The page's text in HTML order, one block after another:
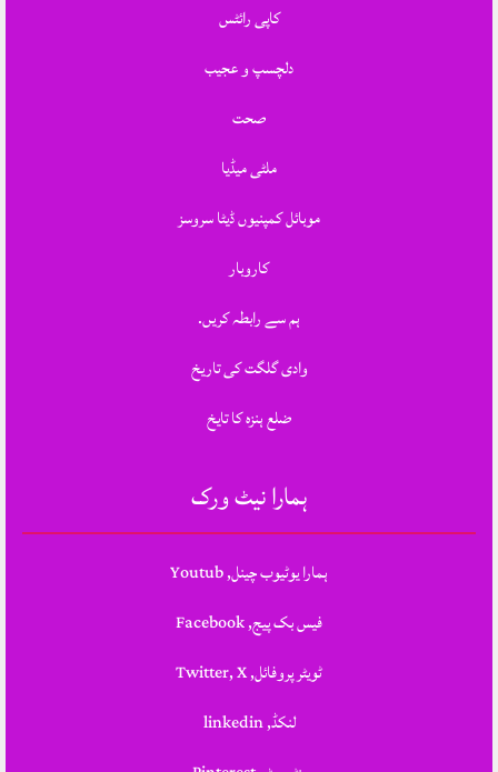
کاپی رائٹس
دلچسپ و عجیب
صحت
ملٹی میڈیا
موبائل کمپنیوں ڈیٹا سروسز
کاروبار
ہم سے رابطہ کریں.
وادی گلگت کی تاریخ
ضلع ہنزہ کا تایخ
ہمارا نیٹ ورک
ہمارا یوٹیوب چینل, Youtub
فیس بک پیج, Facebook
ٹویٹر پروفائل, Twitter, X
لنکڈ, linkedin